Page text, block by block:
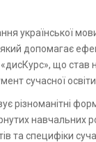
української
допомагає
що став
сучасної освіти.
різноманітні
навчальних
та специфіки